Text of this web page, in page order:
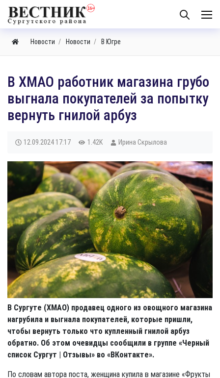
Новости Новости В Югре
​В ХМАО работник магазина грубо
выгнала покупателей за попытку
вернуть гнилой арбуз
12.09.2024 17:17 1.42K Ирина Скрылова
В Сургуте (ХМАО) продавец одного из овощного магазина
нагрубила и выгнала покупателей, которые пришли,
чтобы вернуть только что купленный гнилой арбуз
обратно. Об этом очевидцы сообщили в группе «Черный
список Сургут | Отзывы» во «ВКонтакте».
По словам автора поста, женщина купила в магазине «Фрукты